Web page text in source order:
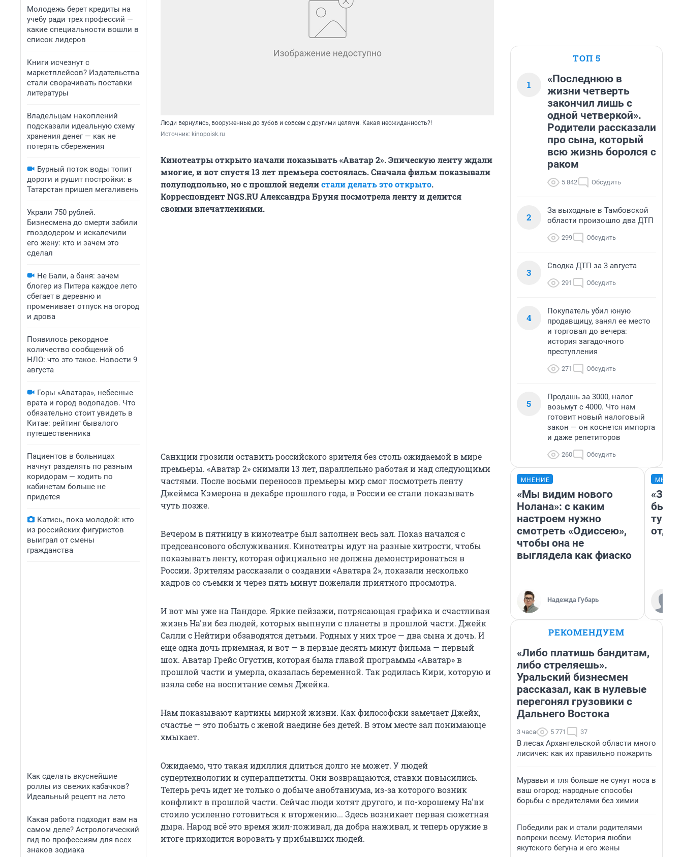
Молодежь берет кредиты на
учебу ради трех профессий —
какие специальности вошли в
список лидеров
Книги исчезнут с
маркетплейсов? Издательства
стали сворачивать поставки
литературы
Владельцам накоплений
подсказали идеальную схему
хранения денег — как не
потерять сбережения
Бурный поток воды топит
дороги и рушит постройки: в
Татарстан пришел мегаливень
Украли 750 рублей.
Бизнесмена до смерти забили
гвоздодером и искалечили
его жену: кто и зачем это
сделал
Не Бали, а баня: зачем
блогер из Питера каждое лето
сбегает в деревню и
променивает отпуск на огород
и дрова
Появилось рекордное
количество сообщений об
НЛО: что это такое. Новости 9
августа
Горы «Аватара», небесные
врата и город водопадов. Что
обязательно стоит увидеть в
Китае: рейтинг бывалого
путешественника
Пациентов в больницах
начнут разделять по разным
коридорам — ходить по
кабинетам больше не
придется
Катись, пока молодой: кто
из российских фигуристов
выиграл от смены
гражданства
Как сделать вкуснейшие
роллы из свежих кабачков?
Идеальный рецепт на лето
Какая работа подходит вам на
самом деле? Астрологический
гид по профессиям для всех
знаков зодиака
Люди вернулись, вооруженные до зубов и совсем с другими целями. Какая неожиданность?!
Источник: kinopoisk.ru
Кинотеатры открыто начали показывать «Аватар 2». Эпическую ленту ждали
многие, и вот спустя 13 лет премьера состоялась. Сначала фильм показывали
полуподпольно, но с прошлой неделистали делать это открыто.
Корреспондент NGS.RU Александра Бруня посмотрела ленту и делится
своими впечатлениями.
Санкции грозили оставить российского зрителя без столь ожидаемой в мире
премьеры. «Аватар 2» снимали 13 лет, параллельно работая и над следующими
частями. После восьми переносов премьеры мир смог посмотреть ленту
Джеймса Кэмерона в декабре прошлого года, в России ее стали показывать
чуть позже.
Вечером в пятницу в кинотеатре был заполнен весь зал. Показ начался с
предсеансового обслуживания. Кинотеатры идут на разные хитрости, чтобы
показывать ленту, которая официально не должна демонстрироваться в
России. Зрителям рассказали о создании «Аватара 2», показали несколько
кадров со съемки и через пять минут пожелали приятного просмотра.
И вот мы уже на Пандоре. Яркие пейзажи, потрясающая графика и счастливая
жизнь На'ви без людей, которых выпнули с планеты в прошлой части. Джейк
Салли с Нейтири обзаводятся детьми. Родных у них трое — два сына и дочь. И
еще одна дочь приемная, и вот — в первые десять минут фильма — первый
шок. Аватар Грейс Огустин, которая была главой программы «Аватар» в
прошлой части и умерла, оказалась беременной. Так родилась Кири, которую и
взяла себе на воспитание семья Джейка.
Нам показывают картины мирной жизни. Как философски замечает Джейк,
счастье — это побыть с женой наедине без детей. В этом месте зал понимающе
хмыкает.
Ожидаемо, что такая идиллия длиться долго не может. У людей
супертехнологии и супераппетиты. Они возвращаются, ставки повысились.
Теперь речь идет не только о добыче анобтаниума, из-за которого возник
конфликт в прошлой части. Сейчас люди хотят другого, и по-хорошему На'ви
стоило усиленно готовиться к вторжению... Здесь возникает первая сюжетная
дыра. Народ всё это время жил-поживал, да добра наживал, и теперь оружие в
итоге приходится воровать у прибывших людей.
ТОП 5
1
«Последнюю в
жизни четверть
закончил лишь с
одной четверкой».
Родители рассказали
про сына, который
всю жизнь боролся с
раком
5 842 Обсудить
2
За выходные в Тамбовской
области произошло два ДТП
299 Обсудить
3
Сводка ДТП за 3 августа
291 Обсудить
4
Покупатель убил юную
продавщицу, занял ее место
и торговал до вечера:
история загадочного
преступления
271 Обсудить
5
Продашь за 3000, налог
возьмут с 4000. Что нам
готовит новый налоговый
закон — он коснется импорта
и даже репетиторов
260 Обсудить
МНЕНИЕ
«Мы видим нового
Нолана»: с каким
настроем нужно
смотреть «Одиссею»,
чтобы она не
выглядела как фиаско
Надежда Губарь
«За
были
РЕКОМЕНДУЕМ
«Либо платишь бандитам,
либо стреляешь».
Уральский бизнесмен
рассказал, как в нулевые
перегонял грузовики с
Дальнего Востока
3 часа 5 771 37
В лесах Архангельской области много
лисичек: как их правильно пожарить
Муравьи и тля больше не сунут носа в
ваш огород: народные способы
борьбы с вредителями без химии
Победили рак и стали родителями
вопреки всему. История любви
якутского бегуна и его жены